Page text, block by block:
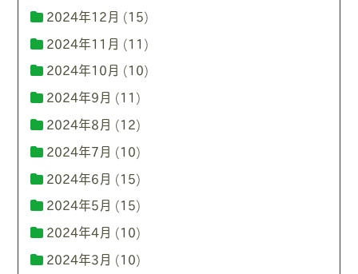
2024年12月 (15)
2024年11月 (11)
2024年10月 (10)
2024年9月 (11)
2024年8月 (12)
2024年7月 (10)
2024年6月 (15)
2024年5月 (15)
2024年4月 (10)
2024年3月 (10)